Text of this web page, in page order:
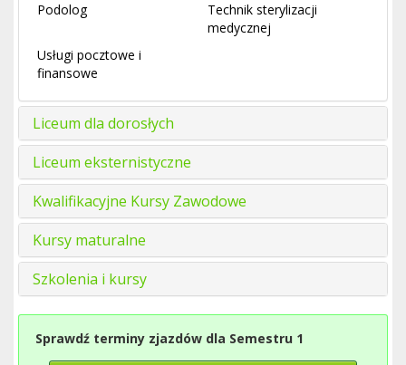
Podolog
Technik sterylizacji
medycznej
Usługi pocztowe i
finansowe
Liceum dla dorosłych
Liceum eksternistyczne
Kwalifikacyjne Kursy Zawodowe
Kursy maturalne
Szkolenia i kursy
Sprawdź terminy zjazdów dla Semestru 1